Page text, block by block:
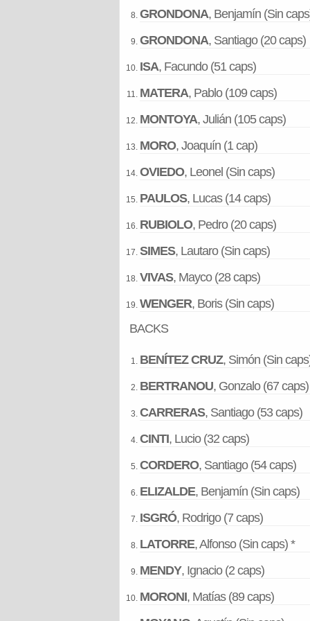
GRONDONA, Benjamín (Sin
GRONDONA, Santiago (20 caps)
ISA, Facundo (51 caps)
MATERA, Pablo (109 caps)
MONTOYA, Julián (105 caps)
MORO, Joaquín (1 cap)
OVIEDO, Leonel (Sin caps)
PAULOS, Lucas (14 caps)
RUBIOLO, Pedro (20 caps)
SIMES, Lautaro (Sin caps)
VIVAS, Mayco (28 caps)
WENGER, Boris (Sin caps)
BACKS
BENÍTEZ CRUZ, Simón (Sin
BERTRANOU, Gonzalo (67 caps)
CARRERAS, Santiago (53 caps)
CINTI, Lucio (32 caps)
CORDERO, Santiago (54 caps)
ELIZALDE, Benjamín (Sin caps)
ISGRÓ, Rodrigo (7 caps)
LATORRE, Alfonso (Sin caps) *
MENDY, Ignacio (2 caps)
MORONI, Matías (89 caps)